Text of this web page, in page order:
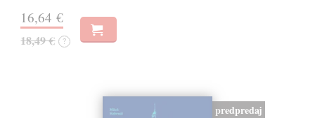
16,64 €
18,49 € ?
predpredaj